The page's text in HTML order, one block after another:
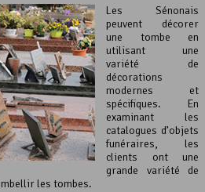
Les Sénonais
peuvent décorer
une tombe en
utilisant une
variété de
décorations
modernes et
spécifiques. En
examinant les
catalogues d’objets
funéraires, les
clients ont une
grande variété de
les tombes.